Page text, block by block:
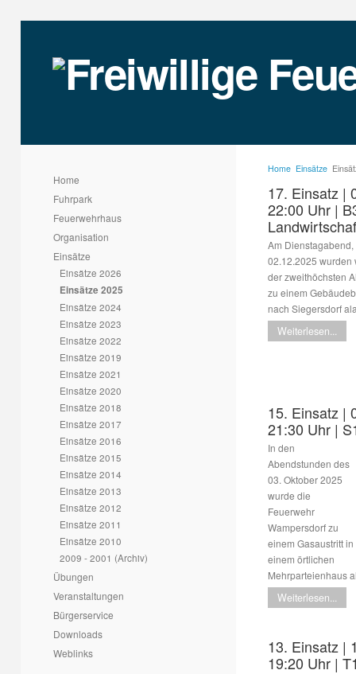
Home
Fuhrpark
Feuerwehrhaus
Organisation
Einsätze
Einsätze 2026
Einsätze 2025
Einsätze 2024
Einsätze 2023
Einsätze 2022
Einsätze 2019
Einsätze 2021
Einsätze 2020
Einsätze 2018
Einsätze 2017
Einsätze 2016
Einsätze 2015
Einsätze 2014
Einsätze 2013
Einsätze 2012
Einsätze 2011
Einsätze 2010
2009 - 2001 (Archiv)
Übungen
Veranstaltungen
Bürgerservice
Downloads
Weblinks
Home Einsätze
17. Einsatz |
22:00 Uhr |
Am Dienstagabend,
02.12.2025 wurden
der zweithöchsten
zu einem
nach Siegersdorf
Weiterlesen...
15. Einsatz |
21:30 Uhr |
In den
Abendstunden des
03. Oktober 2025
wurde die
Feuerwehr
Wampersdorf zu
einem Gasaustritt in
einem örtlichen
Mehrparteienhaus
Weiterlesen...
13. Einsatz |
19:20 Uhr |